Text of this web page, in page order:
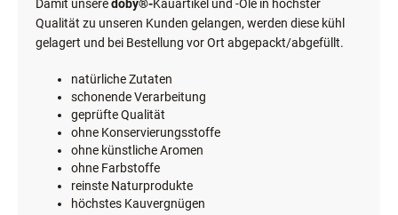
Damit unseredoby®-Kauartikel und -Öle in höchster
Qualität zu unseren Kunden gelangen, werden diese kühl
gelagert und bei Bestellung vor Ort abgepackt/abgefüllt.
natürliche Zutaten
schonende Verarbeitung
geprüfte Qualität
ohne Konservierungsstoffe
ohne künstliche Aromen
ohne Farbstoffe
reinste Naturprodukte
höchstes Kauvergnügen